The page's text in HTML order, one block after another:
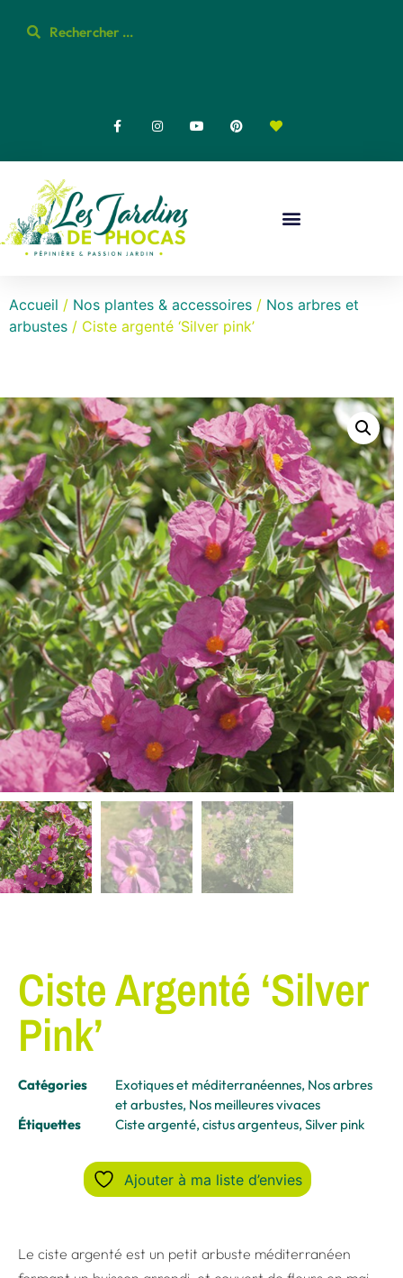
Accueil / Nos plantes & accessoires / Nos arbres et
arbustes / Ciste argenté ‘Silver pink’
Ciste Argenté ‘Silver
Pink’
Catégories Exotiques et méditerranéennes, Nos arbres
et arbustes, Nos meilleures vivaces
Étiquettes
Ciste argenté, cistus argenteus, Silver pink
Ajouter à ma liste d’envies
Le ciste argenté est un petit arbuste méditerranéen